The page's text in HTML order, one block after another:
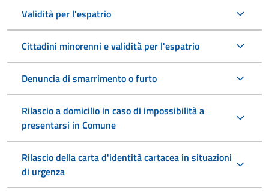
Validità per l'espatrio
Cittadini minorenni e validità per l'espatrio
Denuncia di smarrimento o furto
Rilascio a domicilio in caso di impossibilità a
presentarsi in Comune
Rilascio della carta d'identità cartacea in situazioni
di urgenza